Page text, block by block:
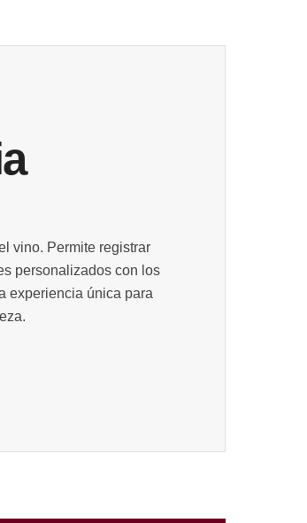
vino. Permite registrar
personalizados con los
experiencia única para